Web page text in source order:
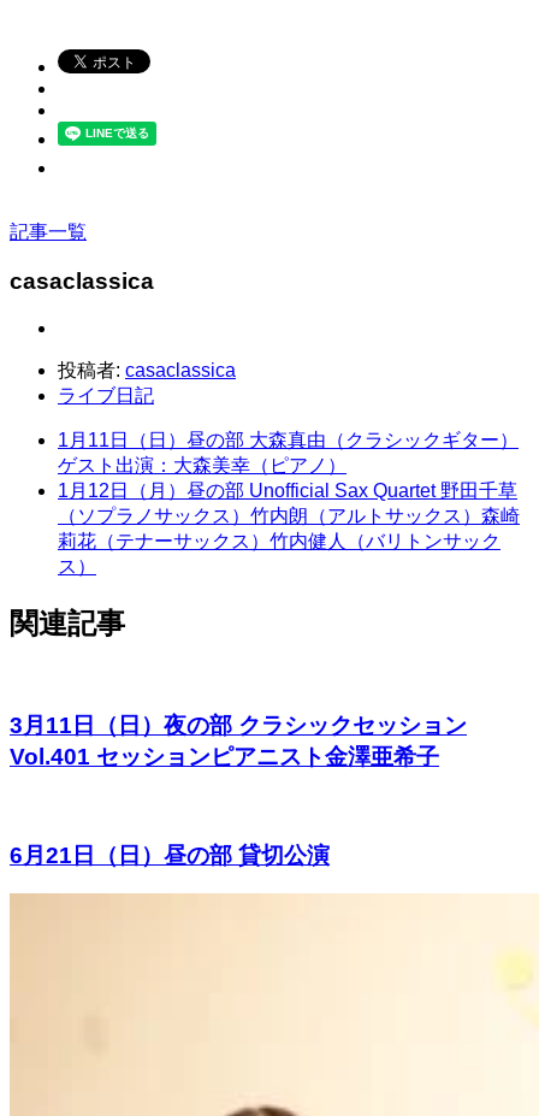
記事一覧
casaclassica
投稿者: casaclassica
ライブ日記
1月11日（日）昼の部 大森真由（クラシックギター）
ゲスト出演：大森美幸（ピアノ）
1月12日（月）昼の部 Unofficial Sax Quartet 野田千草
（ソプラノサックス）竹内朗（アルトサックス）森崎
莉花（テナーサックス）竹内健人（バリトンサック
ス）
関連記事
3月11日（日）夜の部 クラシックセッション
Vol.401 セッションピアニスト金澤亜希子
6月21日（日）昼の部 貸切公演